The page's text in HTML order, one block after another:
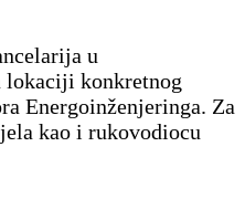
u
konkretnog
Energoinženjeringa. Za
kao i rukovodiocu